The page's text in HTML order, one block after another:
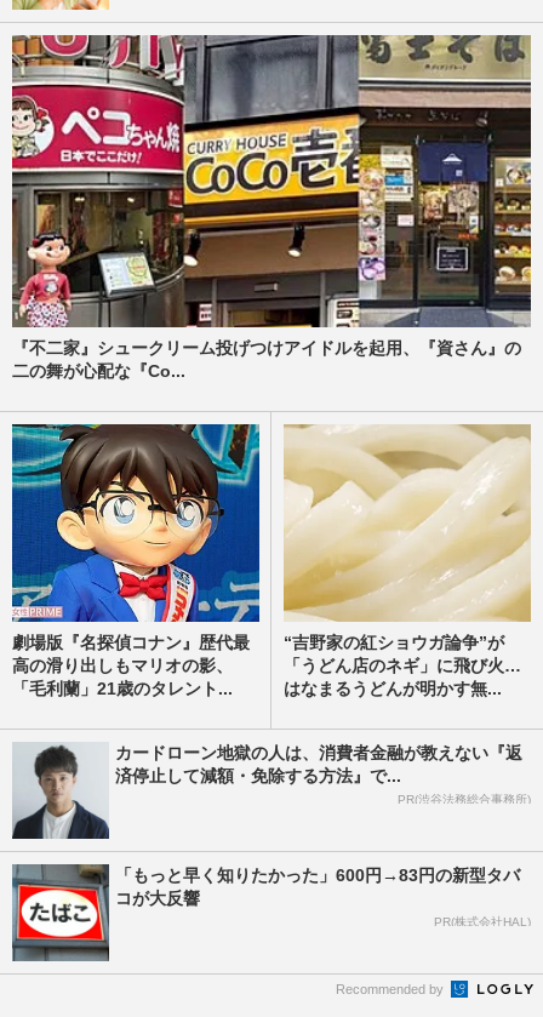
『不二家』シュークリーム投げつけアイドルを起用、『資さん』の
二の舞が心配な『Co...
劇場版『名探偵コナン』歴代最
高の滑り出しもマリオの影、
「毛利蘭」21歳のタレント...
“吉野家の紅ショウガ論争”が
「うどん店のネギ」に飛び火…
はなまるうどんが明かす無...
カードローン地獄の人は、消費者金融が教えない『返
済停止して減額・免除する方法』で...
PR(渋谷法務総合事務所)
「もっと早く知りたかった」600円→83円の新型タバ
コが大反響
PR(株式会社HAL)
Recommended by